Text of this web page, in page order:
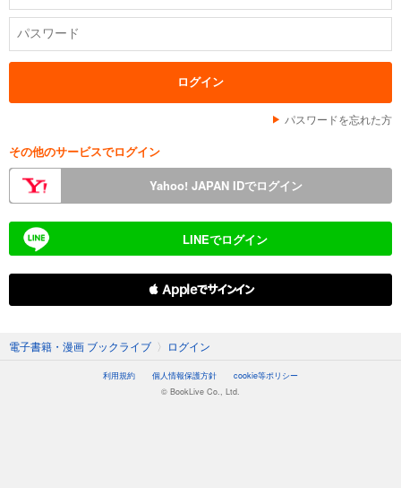
パスワードを忘れた方
その他のサービスでログイン
Yahoo! JAPAN IDでログイン
LINEでログイン
 Appleでサインイン
電子書籍・漫画 ブックライブ 〉 ログイン
利用規約 個人情報保護方針
cookie等ポリシー
© BookLive Co., Ltd.